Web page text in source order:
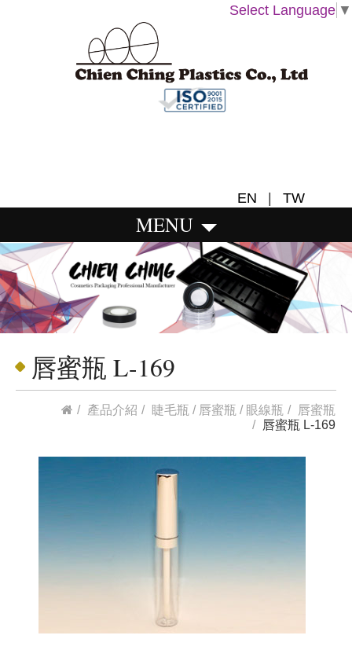
Select Language ▼
EN | TW
MENU
唇蜜瓶 L-169
產品介紹 睫毛瓶 / 唇蜜瓶 / 眼線瓶
唇蜜瓶
唇蜜瓶 L-169